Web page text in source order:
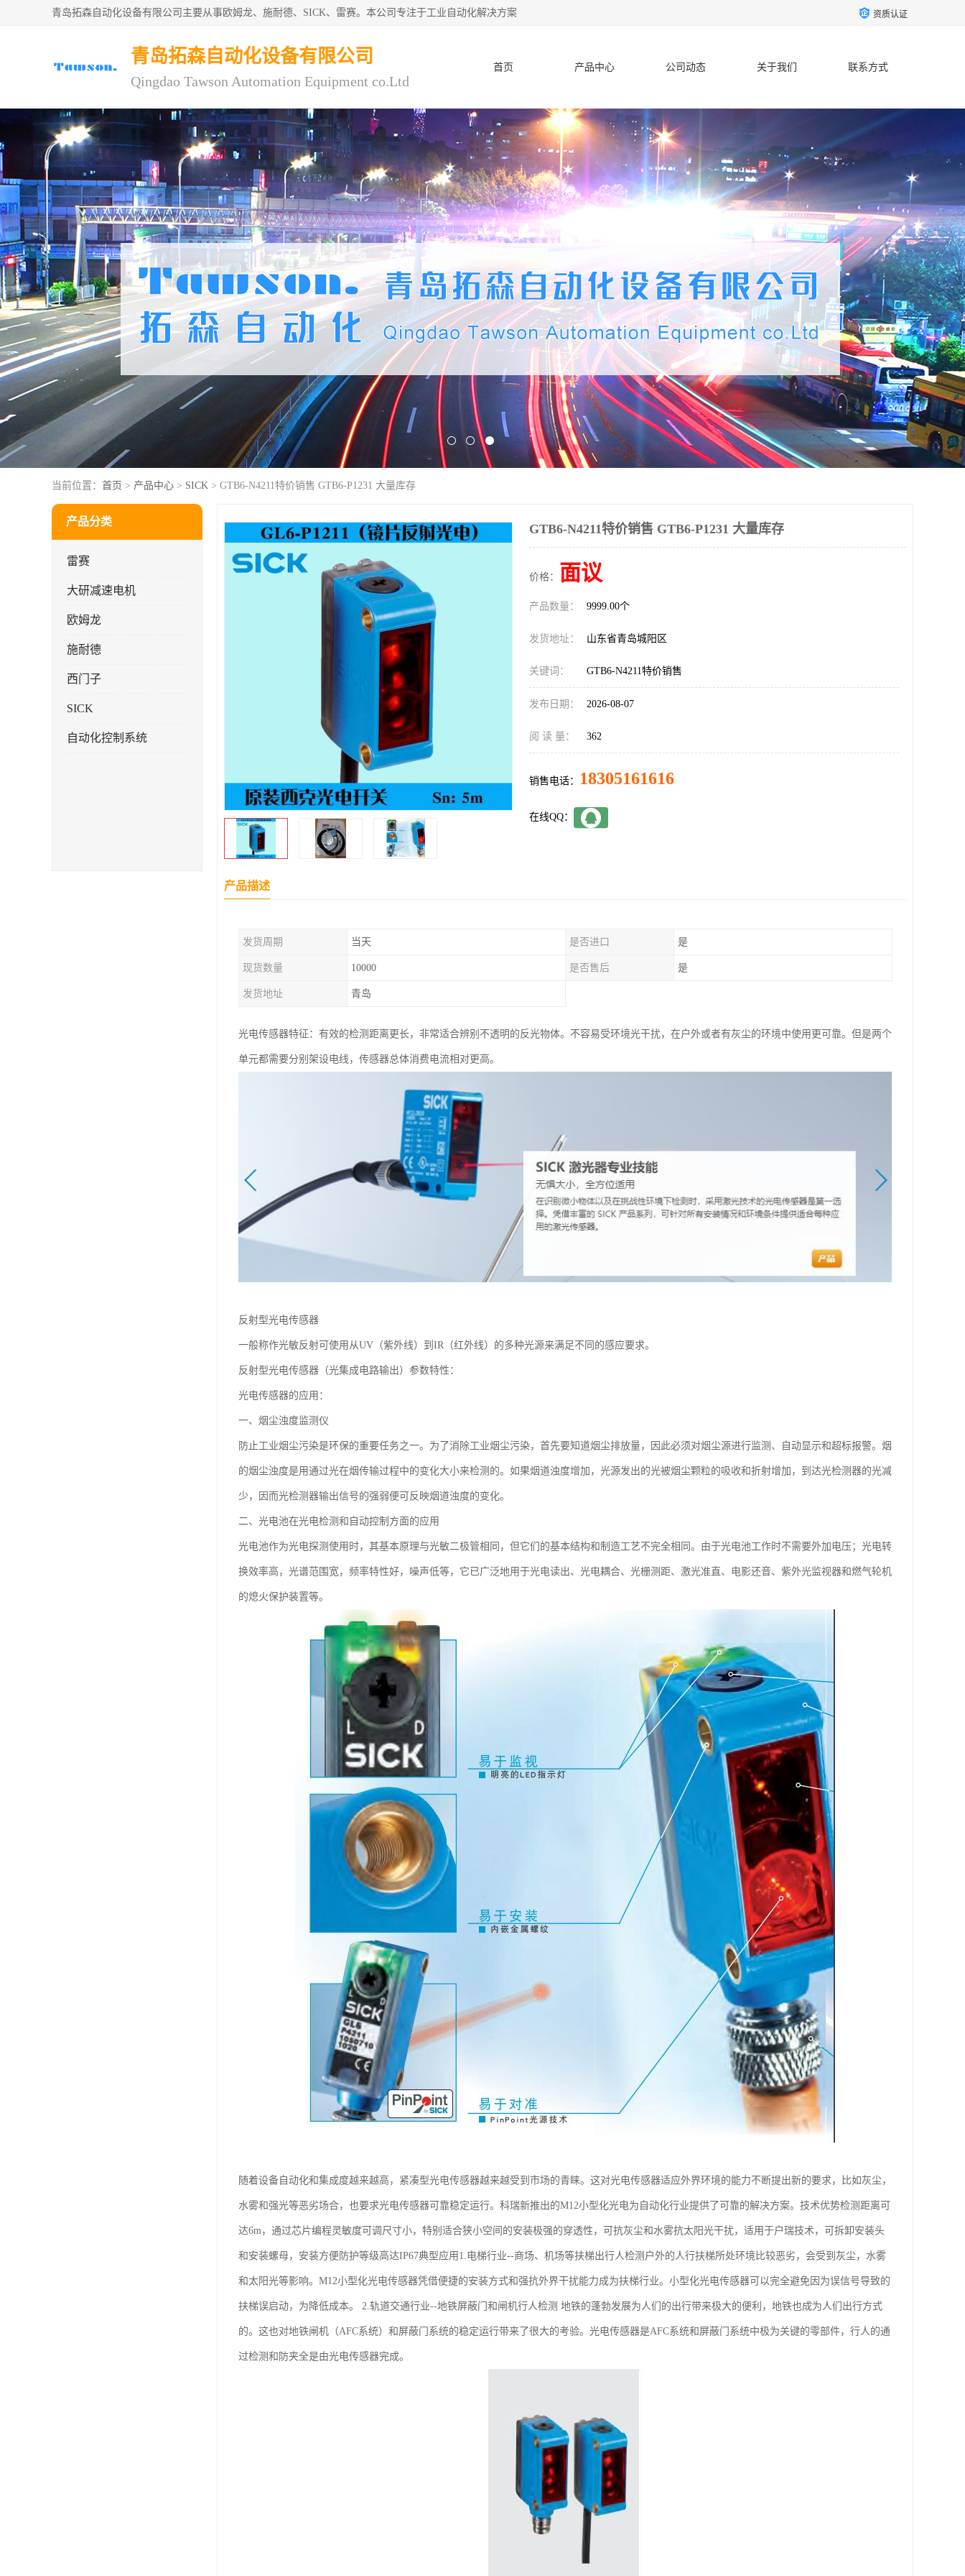
青岛拓森自动化设备有限公司主要从事欧姆龙、施耐德、SICK、雷赛。本公司专注于工业自动化解决方案 资质认证
青岛拓森自动化设备有限公司
Qingdao Tawson Automation Equipment co.Ltd
首页 产品中心 公司动态 关于我们 联系方式
人才招聘
当前位置： 首页 > 产品中心 > SICK > GTB6-N4211特价销售 GTB6-P1231 大量库存
产品分类
雷赛
大研减速电机
欧姆龙
施耐德
西门子
SICK
自动化控制系统
GTB6-N4211特价销售 GTB6-P1231 大量库存
价格： 面议
产品数量： 9999.00个
发货地址： 山东省青岛城阳区
关键词： GTB6-N4211特价销售
发布日期： 2026-08-07
阅 读 量： 362
销售电话： 18305161616
在线QQ：
产品描述
发货周期 当天 是否进口 是
现货数量 10000 是否售后 是
发货地址 青岛
光电传感器特征：有效的检测距离更长，非常适合辨别不透明的反光物体。不容易受环境光干扰，在户外或者有灰尘的环境中使用更可靠。但是两个
单元都需要分别架设电线，传感器总体消费电流相对更高。
反射型光电传感器
一般称作光敏反射可使用从UV（紫外线）到IR（红外线）的多种光源来满足不同的感应要求。
反射型光电传感器（光集成电路输出）参数特性：
光电传感器的应用：
一、烟尘浊度监测仪
防止工业烟尘污染是环保的重要任务之一。为了消除工业烟尘污染，首先要知道烟尘排放量，因此必须对烟尘源进行监测、自动显示和超标报警。烟
的烟尘浊度是用通过光在烟传输过程中的变化大小来检测的。如果烟道浊度增加，光源发出的光被烟尘颗粒的吸收和折射增加，到达光检测器的光减
少，因而光检测器输出信号的强弱便可反映烟道浊度的变化。
二、光电池在光电检测和自动控制方面的应用
光电池作为光电探测使用时，其基本原理与光敏二极管相同，但它们的基本结构和制造工艺不完全相同。由于光电池工作时不需要外加电压；光电转
换效率高，光谱范围宽，频率特性好，噪声低等，它已广泛地用于光电读出、光电耦合、光栅测距、激光准直、电影还音、紫外光监视器和燃气轮机
的熄火保护装置等。
随着设备自动化和集成度越来越高，紧凑型光电传感器越来越受到市场的青睐。这对光电传感器适应外界环境的能力不断提出新的要求，比如灰尘，
水雾和强光等恶劣场合，也要求光电传感器可靠稳定运行。科瑞新推出的M12小型化光电为自动化行业提供了可靠的解决方案。技术优势检测距离可
达6m，通过芯片编程灵敏度可调尺寸小，特别适合狭小空间的安装极强的穿透性，可抗灰尘和水雾抗太阳光干扰，适用于户瑞技术，可拆卸安装头
和安装螺母，安装方便防护等级高达IP67典型应用1.电梯行业--商场、机场等扶梯出行人检测户外的人行扶梯所处环境比较恶劣，会受到灰尘，水雾
和太阳光等影响。M12小型化光电传感器凭借便捷的安装方式和强抗外界干扰能力成为扶梯行业。小型化光电传感器可以完全避免因为误信号导致的
扶梯误启动，为降低成本。 2.轨道交通行业--地铁屏蔽门和闸机行人检测 地铁的蓬勃发展为人们的出行带来极大的便利，地铁也成为人们出行方式
的。这也对地铁闸机（AFC系统）和屏蔽门系统的稳定运行带来了很大的考验。光电传感器是AFC系统和屏蔽门系统中极为关键的零部件，行人的通
过检测和防夹全是由光电传感器完成。